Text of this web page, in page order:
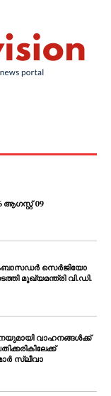
ആഗസ്റ്റ് 09
സെർജിയോ
മുഖ്യമന്ത്രി വി.ഡി.
വാഹനങ്ങൾക്ക്
സ്ലീവാ